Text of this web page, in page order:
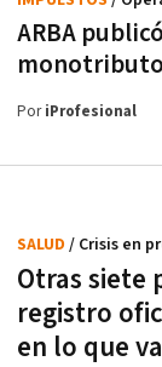
ARBA
PoriProfesional
Otras siete
registro
en lo que
SALUD / Crisis en